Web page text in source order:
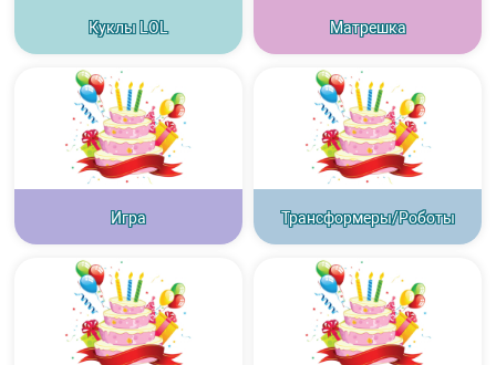
Куклы LOL Матрешка
Игра Трансформеры/Роботы